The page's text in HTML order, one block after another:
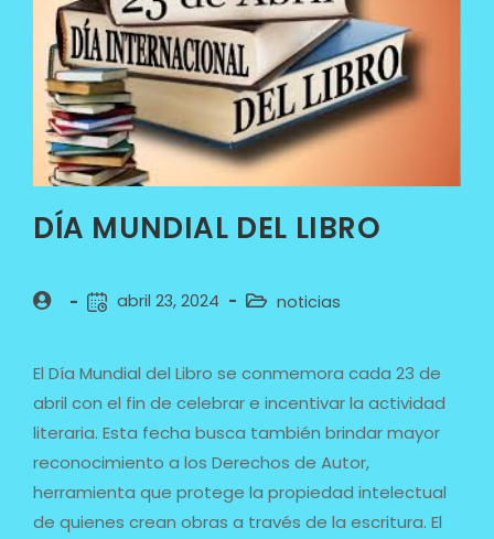
DÍA MUNDIAL DEL LIBRO
abril 23, 2024 noticias
El Día Mundial del Libro se conmemora cada 23 de
abril con el fin de celebrar e incentivar la actividad
literaria. Esta fecha busca también brindar mayor
reconocimiento a los Derechos de Autor,
herramienta que protege la propiedad intelectual
de quienes crean obras a través de la escritura. El